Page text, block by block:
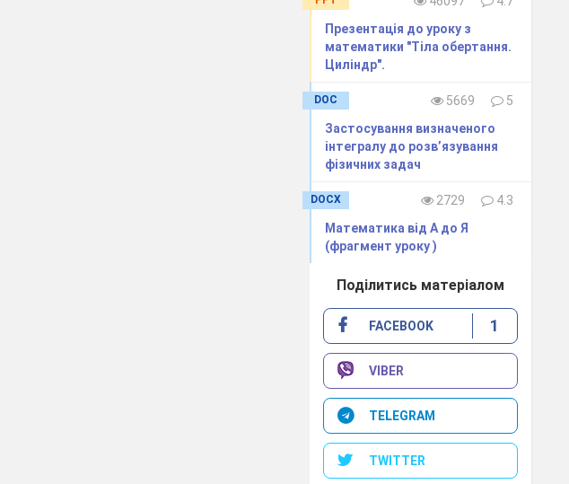
Презентація до уроку з
математики "Тіла обертання.
Циліндр".
DOC 5669
5
Застосування визначеного
інтегралу до розв’язування
фізичних задач
DOCX 2729
4.3
Математика від А до Я
(фрагмент уроку )
Поділитись матеріалом
FACEBOOK 1
VIBER
TELEGRAM
TWITTER